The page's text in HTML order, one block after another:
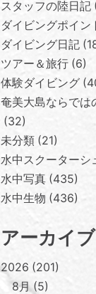
スタッフの陸日記
ダイビングポイン
ダイビング日記
ツアー＆旅行 6
体験ダイビング
奄美大島ならでは
32
未分類 21
水中スクーターシ
水中写真 435
水中生物 436
アーカイブ
2026 201
8月 5